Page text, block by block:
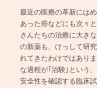
最近の医療の革新には
あった癌などにも次々
さんたちの治療に大き
の新薬も、けっして研
れてきたわけではあり
な過程が｢治験｣という
安全性を確認する臨床